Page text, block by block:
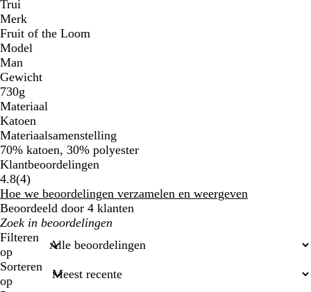
Trui
Merk
Fruit of the Loom
Model
Man
Gewicht
730g
Materiaal
Katoen
Materiaalsamenstelling
70% katoen, 30% polyester
Klantbeoordelingen
4.8(44
beoordelingen
)
Hoe we beoordelingen verzamelen en weergeven
Beoordeeld door 4 klanten
Mijn
zoekopdrachten
Filteren
op
Sorteren
op